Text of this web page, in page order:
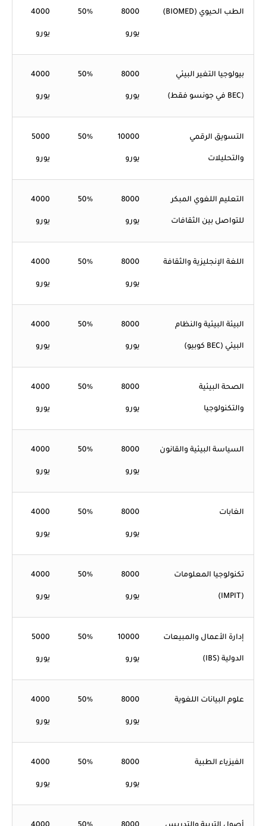
الطب الحيوي (BIOMED) 8000
يورو
50%
4000
يورو
بيولوجيا التغير البيئي
(BEC في جونسو فقط)
8000
يورو
50%
4000
يورو
التسويق الرقمي
والتحليلات
10000
يورو
50%
5000
يورو
التعليم اللغوي المبكر
للتواصل بين الثقافات
8000
يورو
50%
4000
يورو
اللغة الإنجليزية والثقافة 8000
يورو
50%
4000
يورو
البيئة البيئية والنظام
البيئي (BEC كوبيو)
8000
يورو
50%
4000
يورو
الصحة البيئية
والتكنولوجيا
8000
يورو
50%
4000
يورو
السياسة البيئية والقانون 8000
يورو
50%
4000
يورو
الغابات 8000
يورو
50%
4000
يورو
تكنولوجيا المعلومات
(IMPIT)
8000
يورو
50%
4000
يورو
إدارة الأعمال والمبيعات
الدولية (IBS)
10000
يورو
50%
5000
يورو
علوم البيانات اللغوية 8000
يورو
50%
4000
يورو
الفيزياء الطبية 8000
يورو
50%
4000
يورو